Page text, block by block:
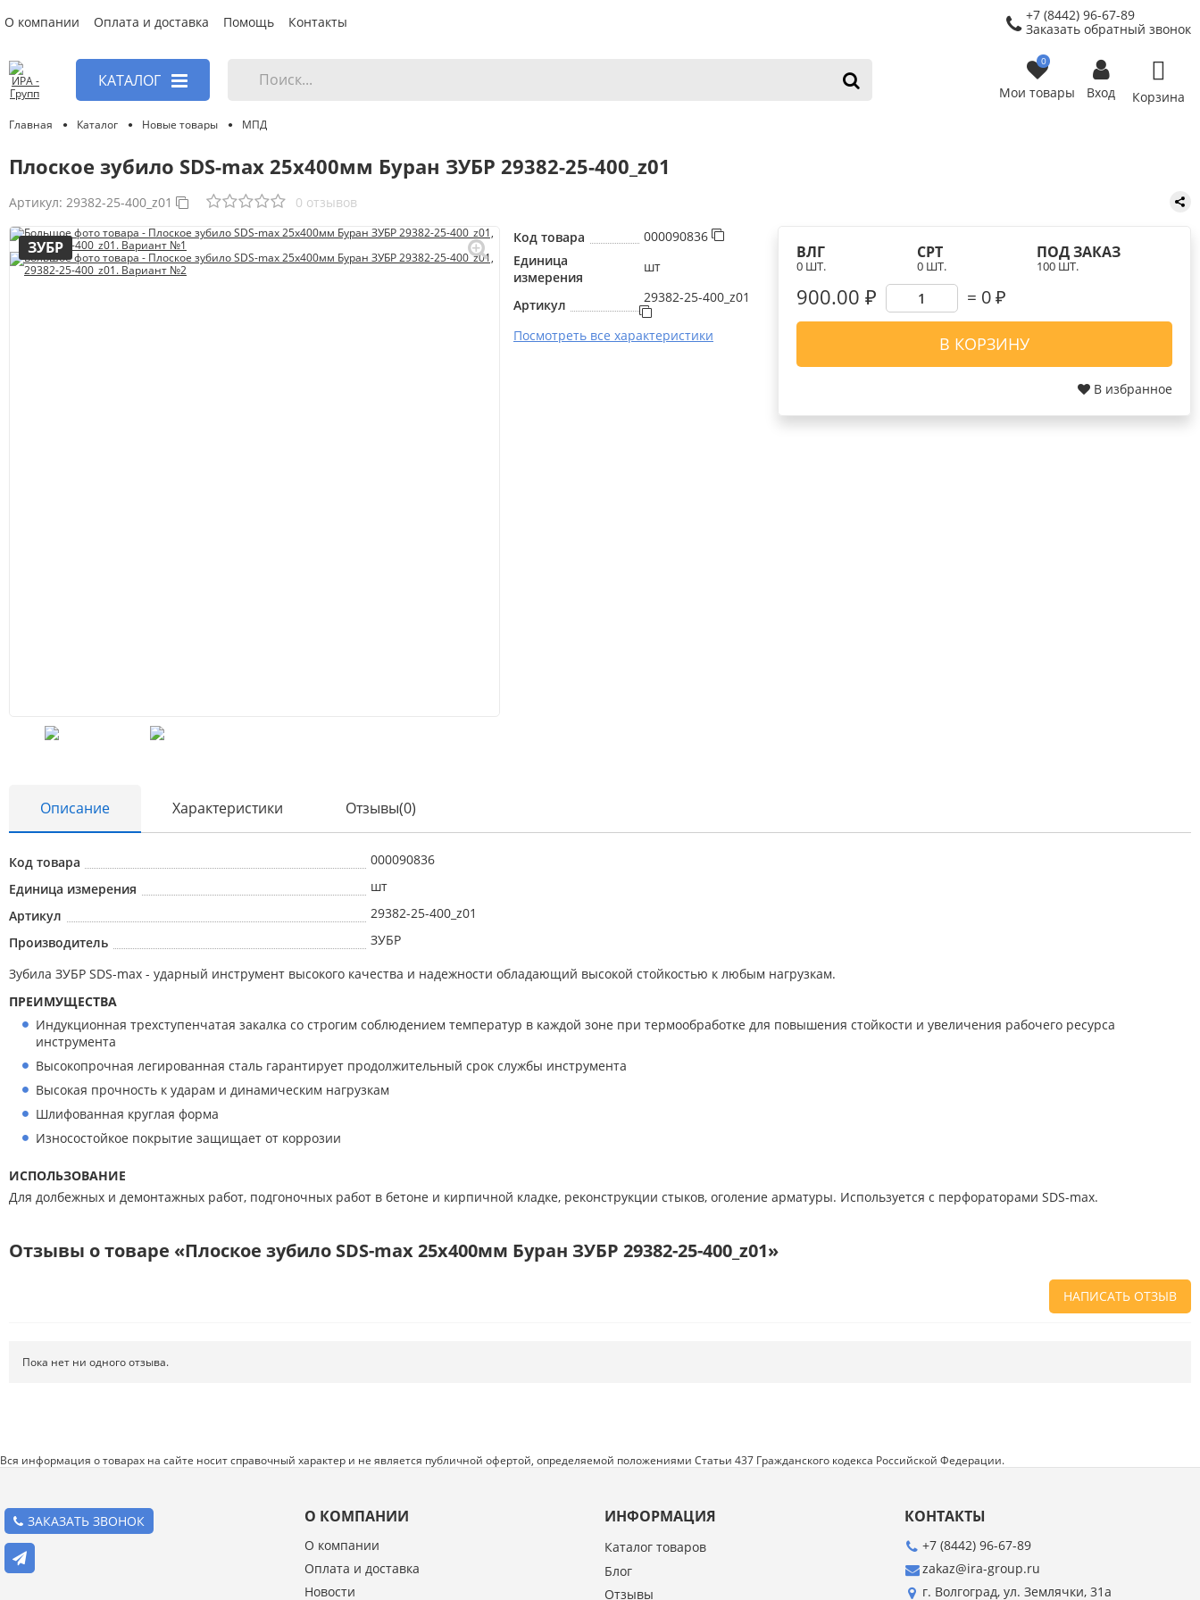
О компании Оплата и доставка Помощь Контакты
+7 (8442) 96-67-89
Заказать обратный звонок
КАТАЛОГ
Абразивные материалы
Электроинструмент
Клининг
Оборудование
Пневмоинструмент
Новые товары
Расходные материалы
Режущий инструмент
0
Мои товары Вход Корзина
Главная Каталог Новые товары МПД
Плоское зубило SDS-max 25x400мм Буран ЗУБР 29382-25-400_z01
Артикул: 29382-25-400_z01 0 отзывов
ЗУБР
Код товара
000090836
Единица
измерения
шт
Артикул 29382-25-400_z01
Посмотреть все характеристики
ВЛГ
0 ШТ.
СРТ
0 ШТ.
ПОД ЗАКАЗ
100 ШТ.
900.00 ₽ 0₽
В КОРЗИНУ
В избранное
Описание Характеристики Отзывы(0)
Код товара
000090836
Единица измерения
шт
Артикул
29382-25-400_z01
Производитель
ЗУБР
Зубила ЗУБР SDS-max - ударный инструмент высокого качества и надежности обладающий высокой стойкостью к любым нагрузкам.
ПРЕИМУЩЕСТВА
Индукционная трехступенчатая закалка со строгим соблюдением температур в каждой зоне при термообработке для повышения стойкости и увеличения рабочего ресурса
инструмента
Высокопрочная легированная сталь гарантирует продолжительный срок службы инструмента
Высокая прочность к ударам и динамическим нагрузкам
Шлифованная круглая форма
Износостойкое покрытие защищает от коррозии
ИСПОЛЬЗОВАНИЕ
Для долбежных и демонтажных работ, подгоночных работ в бетоне и кирпичной кладке, реконструкции стыков, оголение арматуры. Используется с перфораторами SDS-max.
Отзывы о товаре «Плоское зубило SDS-max 25x400мм Буран ЗУБР 29382-25-400_z01»
НАПИСАТЬ ОТЗЫВ
Доставка. Как был упакован товар?
Товар. Качественный? Какие его плюсы и
минусы?
Правила оформления отзывов
Пока нет ни одного отзыва.
Вся информация о товарах на сайте носит справочный характер и не является публичной офертой, определяемой положениями Статьи 437 Гражданского кодекса Российской Федерации.
ЗАКАЗАТЬ ЗВОНОК О КОМПАНИИ
О компании
Оплата и доставка
Новости
ИНФОРМАЦИЯ
Каталог товаров
Блог
Отзывы
КОНТАКТЫ
+7 (8442) 96-67-89
zakaz@ira-group.ru
г. Волгоград, ул. Землячки, 31а